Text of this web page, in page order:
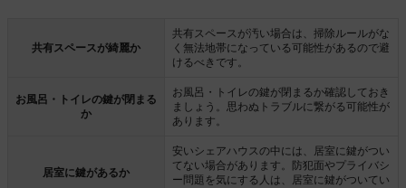
共有スペースが綺麗か
共有スペースが汚い場合は、掃除ルールがな
く無法地帯になっている可能性があるので避
けるべきです。
お風呂・トイレの鍵が閉まる
か
お風呂・トイレの鍵が閉まるか確認しておき
ましょう。思わぬトラブルに繋がる可能性が
あります。
居室に鍵があるか
安いシェアハウスの中には、居室に鍵がつい
てない場合があります。防犯面やプライバシ
ー問題を気にする人は、居室に鍵がついてい